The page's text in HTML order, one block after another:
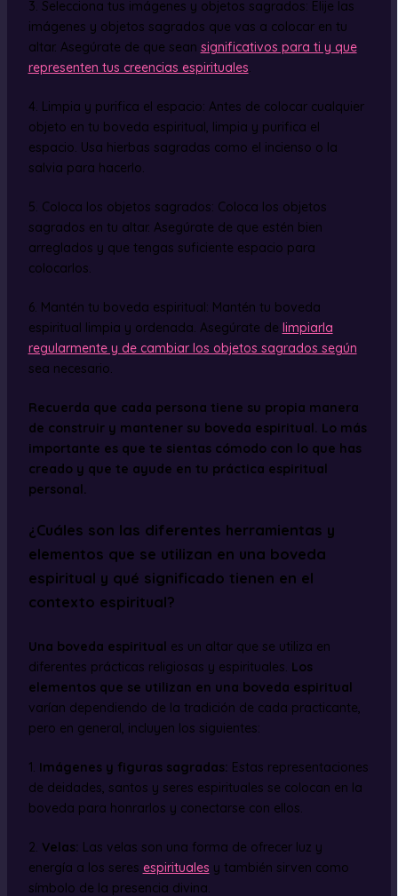
3. Selecciona tus imágenes y objetos sagrados: Elije las
imágenes y objetos sagrados que vas a colocar en tu
altar. Asegúrate de que sean significativos para ti y que
representen tus creencias espirituales.
4. Limpia y purifica el espacio: Antes de colocar cualquier
objeto en tu boveda espiritual, limpia y purifica el
espacio. Usa hierbas sagradas como el incienso o la
salvia para hacerlo.
5. Coloca los objetos sagrados: Coloca los objetos
sagrados en tu altar. Asegúrate de que estén bien
arreglados y que tengas suficiente espacio para
colocarlos.
6. Mantén tu boveda espiritual: Mantén tu boveda
espiritual limpia y ordenada. Asegúrate de limpiarla
regularmente y de cambiar los objetos sagrados según
sea necesario.
Recuerda que cada persona tiene su propia manera
de construir y mantener su boveda espiritual. Lo más
importante es que te sientas cómodo con lo que has
creado y que te ayude en tu práctica espiritual
personal.
¿Cuáles son las diferentes herramientas y
elementos que se utilizan en una boveda
espiritual y qué significado tienen en el
contexto espiritual?
Una boveda espiritual es un altar que se utiliza en
diferentes prácticas religiosas y espirituales. Los
elementos que se utilizan en una boveda espiritual
varían dependiendo de la tradición de cada practicante,
pero en general, incluyen los siguientes:
1. Imágenes y figuras sagradas: Estas representaciones
de deidades, santos y seres espirituales se colocan en la
boveda para honrarlos y conectarse con ellos.
2. Velas: Las velas son una forma de ofrecer luz y
energía a los seres espirituales y también sirven como
símbolo de la presencia divina.